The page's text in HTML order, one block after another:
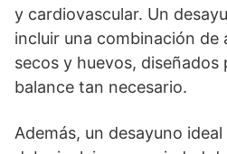
y cardiovascular. Un
incluir una combinación
secos y huevos,
balance tan necesario.
Además, un desayuno